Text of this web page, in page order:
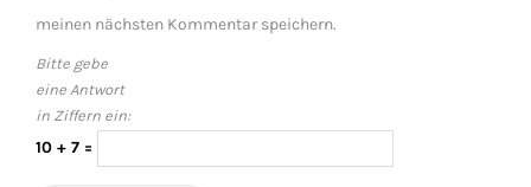
meinen nächsten Kommentar speichern.
Bitte gebe
eine Antwort
in Ziffern ein:
10 + 7 =